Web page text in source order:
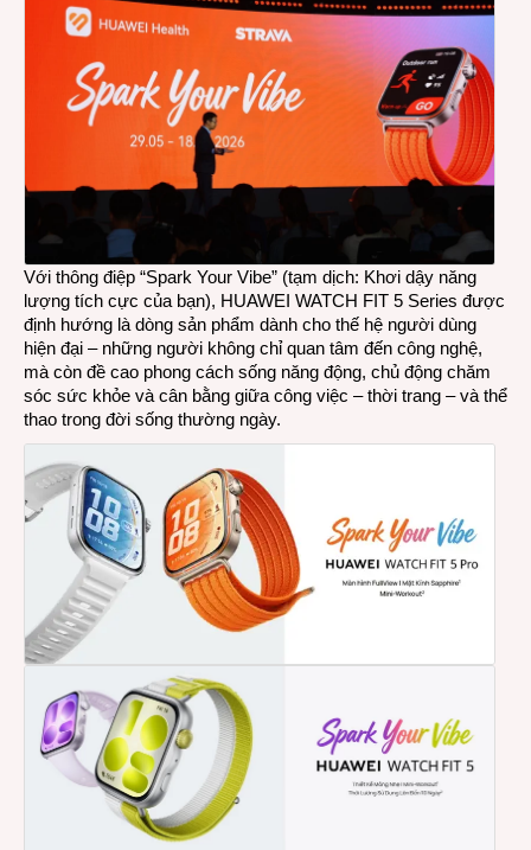
thể
Với thông điệp “Spark Your Vibe” (tạm dịch: Khơi dậy năng
lượng tích cực của bạn), HUAWEI WATCH FIT 5 Series được
định hướng là dòng sản phẩm dành cho thế hệ người dùng
hiện đại – những người không chỉ quan tâm đến công nghệ,
mà còn đề cao phong cách sống năng động, chủ động chăm
sóc sức khỏe và cân bằng giữa công việc – thời trang – và thể
thao trong đời sống thường ngày.